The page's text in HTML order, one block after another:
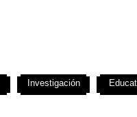
Investigación